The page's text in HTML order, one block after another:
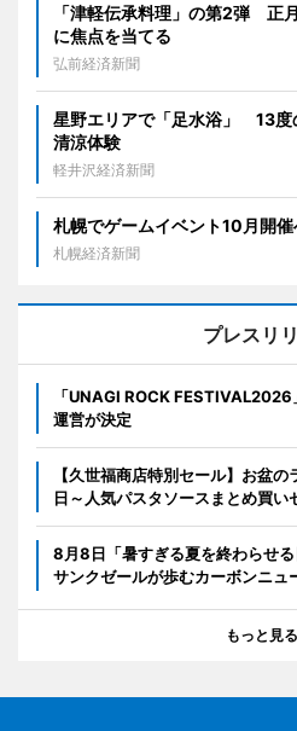
「津軽伝承料理」の第2弾 正
に焦点を当てる
弘前経済新聞
星野エリアで「足水浴」 13度
清涼体験
軽井沢経済新聞
札幌でゲームイベント10月開
札幌経済新聞
プレスリ
「UNAGI ROCK
運営が決定
【久世福商店特別セール】お盆
日～人気パスタソースまとめ買い
8月8日「暑すぎる夏を終わらせ
サンクゼールが歩むカーボンニュ
もっと見る